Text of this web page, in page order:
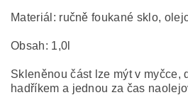
Materiál: ručně foukané sklo,
Obsah: 1,0l
Skleněnou část lze mýt v myčce,
hadříkem a jednou za čas